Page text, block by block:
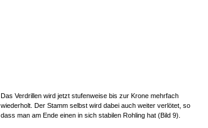
Das Verdrillen wird jetzt stufenweise bis zur Krone mehrfach
wiederholt. Der Stamm selbst wird dabei auch weiter verlötet, so
dass man am Ende einen in sich stabilen Rohling hat (Bild 9).